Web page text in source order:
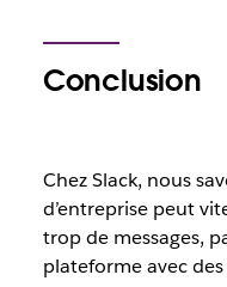
Conclusion
Chez Slack, nous
d’entreprise peut
trop de messages,
plateforme avec